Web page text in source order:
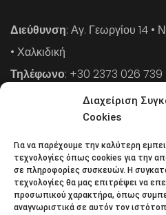
Διαχείριση
Cookies
Για να παρέχουμε την καλύτερη
τεχνολογίες όπως cookies για την
σε πληροφορίες συσκευών. Η
τεχνολογίες θα μας επιτρέψει να
προσωπικού χαρακτήρα, όπως
αναγνωριστικά σε αυτόν τον
Διεύθυνση: Αγ. Γεωργίου 14 •
• Χαλκιδική
Τηλέφωνο: +30 2373 026 739
: +30 2373 026 739
: info@cpaa.gr
NEWSLETTER
Κάντε εγγραφή στο ηλεκτρονικό